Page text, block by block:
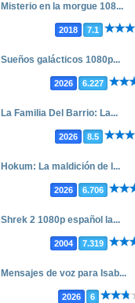
Misterio en la morgue 108...
2018 7.1
Sueños galácticos 1080p...
2026 6.227
La Familia Del Barrio: La...
2026 8.5
Hokum: La maldición de l...
2026 6.706
Shrek 2 1080p español la...
2004 7.319
Mensajes de voz para Isab...
2026 6